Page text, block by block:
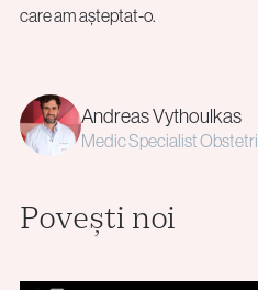
care am așteptat-o.
Andreas Vythoulkas
Medic Specialist
Povești noi